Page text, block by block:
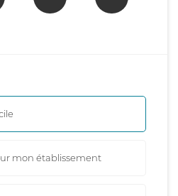
mon établissement